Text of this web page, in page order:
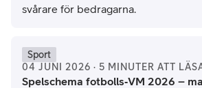
svårare för bedragarna.
Sport
04 JUNI 2026 · 5 MINUTER ATT
Spelschema fotbolls‑VM 2026 –